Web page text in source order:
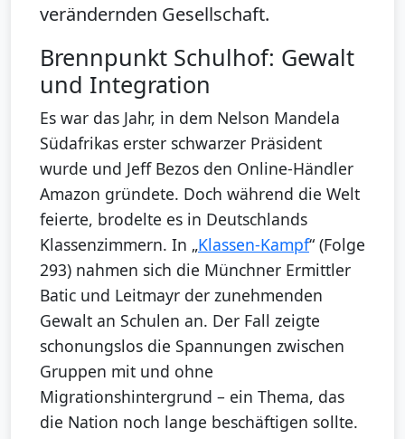
verändernden Gesellschaft.
Brennpunkt Schulhof: Gewalt
und Integration
Es war das Jahr, in dem Nelson Mandela
Südafrikas erster schwarzer Präsident
wurde und Jeff Bezos den Online-Händler
Amazon gründete. Doch während die Welt
feierte, brodelte es in Deutschlands
Klassenzimmern. In „Klassen-Kampf“ (Folge
293) nahmen sich die Münchner Ermittler
Batic und Leitmayr der zunehmenden
Gewalt an Schulen an. Der Fall zeigte
schonungslos die Spannungen zwischen
Gruppen mit und ohne
Migrationshintergrund – ein Thema, das
die Nation noch lange beschäftigen sollte.